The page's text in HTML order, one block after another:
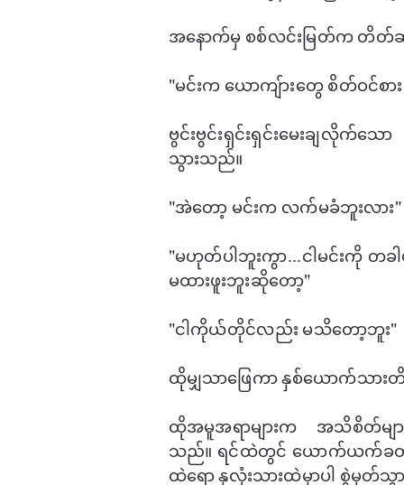
အ​နောက်မှ စစ်လင်းမြတ်က တိ
"မင်းက ​ယောကျ်ား​​တွေ စိတ်ဝင်စာ
ဗွင်းဗွင်းရှင်းရှင်း​မေးချလိုက်​သ
သွားသည်။
"အဲ​တော့ မင်းက လက်မခံဘူးလား"
"မဟုတ်ပါဘူးကွာ...ငါမင်းကို တခ
မထားဖူးဘူးဆို​တော့"
"ငါကိုယ်တိုင်လည်း မသိ​တော့ဘူး"
ထိုမျှသာ​ဖြေကာ နှစ်​ယောက်သာ
ထိုအမူအရာများက အသိစိတ်မ
သည်။ ရင်ထဲတွင် ​ယောက်ယက်ခတ်သွ
ထဲ​​ရော နှလုံးသားထဲမှာပါ စွဲမှတ်သွ